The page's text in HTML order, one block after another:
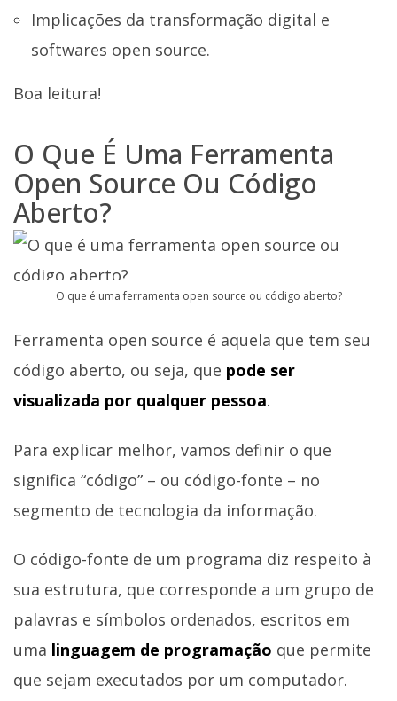
Implicações da transformação digital e
softwares open source.
Boa leitura!
O Que É Uma Ferramenta
Open Source Ou Código
Aberto?
O que é uma ferramenta open source ou código aberto?
Ferramenta open source é aquela que tem seu
código aberto, ou seja, que pode ser
visualizada por qualquer pessoa.
Para explicar melhor, vamos definir o que
significa “código” – ou código-fonte – no
segmento de tecnologia da informação.
O código-fonte de um programa diz respeito à
sua estrutura, que corresponde a um grupo de
palavras e símbolos ordenados, escritos em
uma linguagem de programação que permite
que sejam executados por um computador.